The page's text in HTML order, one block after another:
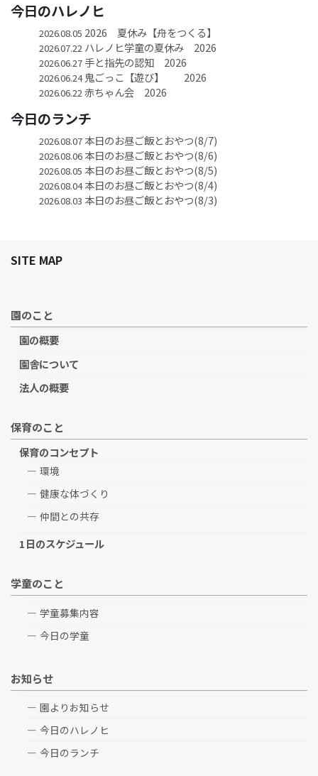
今日のハレノヒ
2026.08.05 2026 夏休み【舟をつくる】
2026.07.22ハレノヒ学童の夏休み 2026
2026.06.27手と指先の認知 2026
2026.06.24鬼ごっこ【遊び】 2026
2026.06.22赤ちゃん会 2026
今日のランチ
2026.08.07本日のお昼ご飯とおやつ(8/7)
2026.08.06本日のお昼ご飯とおやつ(8/6)
2026.08.05 本日のお昼ご飯とおやつ(8/5)
2026.08.04本日のお昼ご飯とおやつ(8/4)
2026.08.03 本日のお昼ご飯とおやつ(8/3)
SITE MAP
園のこと
園の概要
園舎について
法人の概要
保育のこと
保育のコンセプト
環境
健康な体づくり
仲間との共存
1日のスケジュール
学童のこと
学童募集内容
今日の学童
お知らせ
園よりお知らせ
今日のハレノヒ
今日のランチ